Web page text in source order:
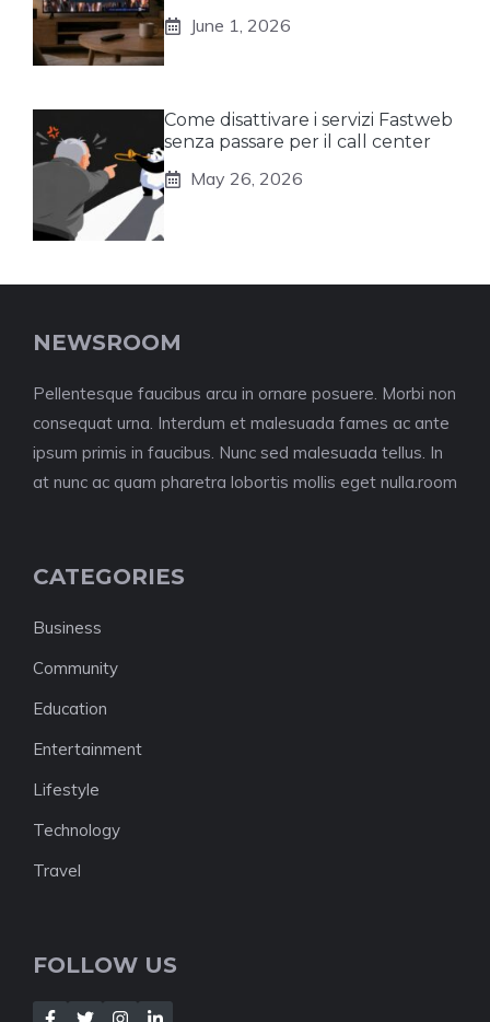
June 1, 2026
Come disattivare i servizi Fastweb
senza passare per il call center
May 26, 2026
NEWSROOM
Pellentesque faucibus arcu in ornare posuere. Morbi non
consequat urna. Interdum et malesuada fames ac ante
ipsum primis in faucibus. Nunc sed malesuada tellus. In
at nunc ac quam pharetra lobortis mollis eget nulla.room
CATEGORIES
Business
Community
Education
Entertainment
Lifestyle
Technology
Travel
FOLLOW US